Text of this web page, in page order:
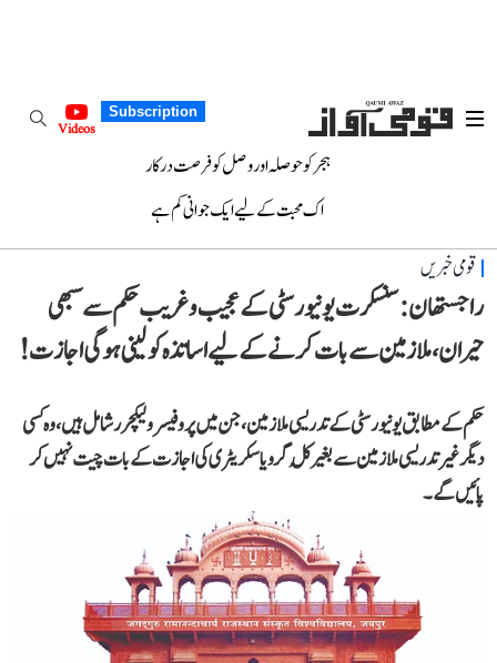
Subscription
Videos
ہجر کو حوصلہ اور وصل کو فرصت درکار
اک محبت کے لیے ایک جوانی کم ہے
قومی خبریں
راجستھان: سنسکرت یونیورسٹی کے عجیب و غریب حکم سے سبھی
حیران، ملازمین سے بات کرنے کے لیے اساتذہ کو لینی ہوگی اجازت!
حکم کے مطابق یونیورسٹی کے تدریسی ملازمین، جن میں پروفیسر و لیکچرر شامل ہیں، وہ کسی
دیگر غیر تدریسی ملازمین سے بغیر کُل گرو یا سکریٹری کی اجازت کے بات چیت نہیں کر
پائیں گے۔